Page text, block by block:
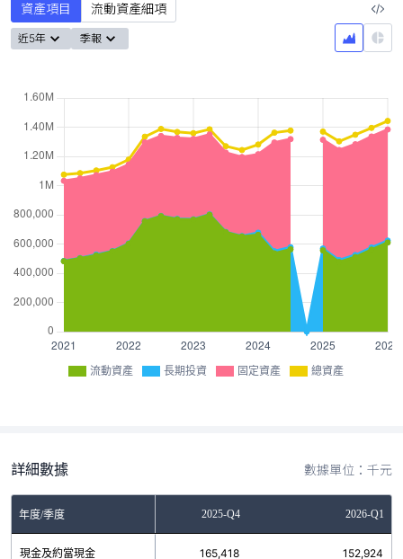
資產項目 流動資產細項
近5年 季報
流動資產 長期投資 固定資產 總資產
詳細數據 數據單位：千元
年度/季度2025-Q3 2025-Q4 2026-Q1
現金及約當現金
118,748 165,418 152,924